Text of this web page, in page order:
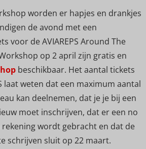
worden er hapjes en drankjes
de avond met een
voor de AVIAREPS Around The
op 2 april zijn gratis en
beschikbaar. Het aantal tickets
laat weten dat een maximum aantal
kan deelnemen, dat je je bij een
moet inschrijven, dat er een no
rekening wordt gebracht en dat de
schrijven sluit op 22 maart.